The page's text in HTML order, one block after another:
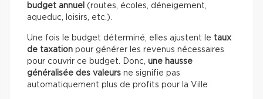
budget annuel (routes, écoles, déneigement,
aqueduc, loisirs, etc.).
Une fois le budget déterminé, elles ajustent le taux
de taxation pour générer les revenus nécessaires
pour couvrir ce budget. Donc, une hausse
généralisée des valeurs ne signifie pas
automatiquement plus de profits pour la Ville